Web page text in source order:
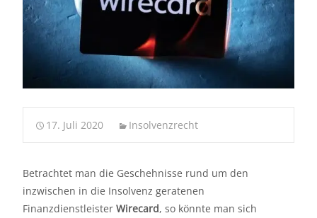
17. Juli 2020 Insolvenzrecht
Betrachtet man die Geschehnisse rund um den
inzwischen in die Insolvenz geratenen
Finanzdienstleister Wirecard, so könnte man sich